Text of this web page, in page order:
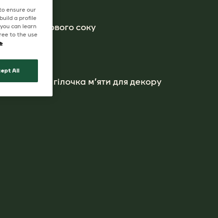
соку
або гілочка м’яти для декору
ensure our
a profile
can learn
to the use
All